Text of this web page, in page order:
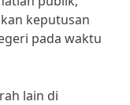
keputusan
pada waktu
lain di